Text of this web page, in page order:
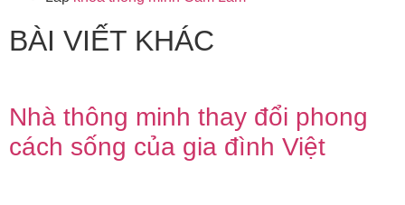
BÀI VIẾT KHÁC
Nhà thông minh thay đổi phong
cách sống của gia đình Việt